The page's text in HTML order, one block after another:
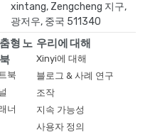
xintang, Zengcheng 지구,
광저우, 중국 511340
형 노
북
너
우리에 대해
Xinyi에 대해
블로그 & 사례 연구
조작
지속 가능성
사용자 정의